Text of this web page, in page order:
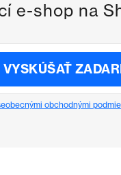
e-shop na
VYSKÚŠAŤ
obchodnými